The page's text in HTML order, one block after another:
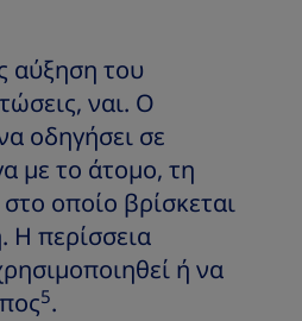
αύξηση του
ναι. Ο
οδηγήσει σε
με το άτομο, τη
οποίο βρίσκεται
Η περίσσεια
ή να
5.